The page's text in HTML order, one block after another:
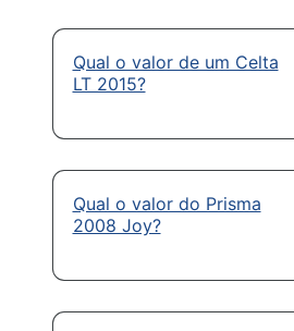
Qual o valor de um Celta
LT 2015?
Qual o valor do Prisma
2008 Joy?